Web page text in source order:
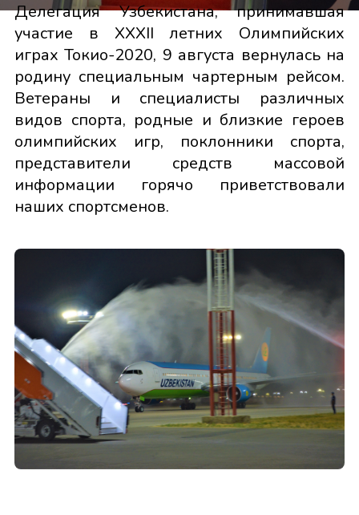
Делегация Узбекистана, принимавшая
участие в XXXII летних Олимпийских
играх Токио-2020, 9 августа вернулась на
родину специальным чартерным рейсом.
Ветераны и специалисты различных
видов спорта, родные и близкие героев
олимпийских игр, поклонники спорта,
представители средств массовой
информации горячо приветствовали
наших спортсменов.